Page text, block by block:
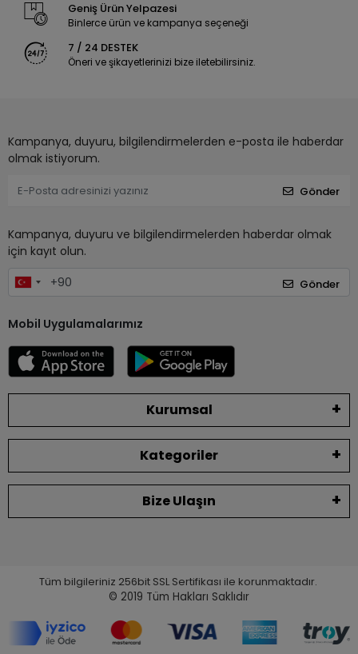
Geniş Ürün Yelpazesi
Binlerce ürün ve kampanya seçeneği
7 / 24 DESTEK
Öneri ve şikayetlerinizi bize iletebilirsiniz.
Kampanya, duyuru, bilgilendirmelerden e-posta ile haberdar
olmak istiyorum.
Gönder
Kampanya, duyuru ve bilgilendirmelerden haberdar olmak
için kayıt olun.
Gönder
Mobil Uygulamalarımız
Kurumsal
Kategoriler
Bize Ulaşın
Tüm bilgileriniz 256bit SSL Sertifikası ile korunmaktadır.
© 2019 Tüm Hakları Saklıdır